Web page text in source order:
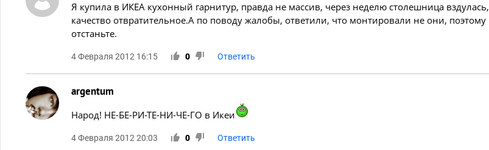
Я купила в ИКЕА кухонный гарнитур, правда не массив, через неделю столешница вздулась,
качество отвратительное.А по поводу жалобы, ответили, что монтировали не они, поэтому
отстаньте.
4 Февраля 2012 16:15 0 Ответить
argentum
Народ! НЕ-БЕ-РИ-ТЕ-НИ-ЧЕ-ГО в Икеи
4 Февраля 2012 20:03 0 Ответить